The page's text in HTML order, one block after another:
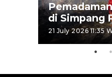
di Simpang
21 July 2026 11:35